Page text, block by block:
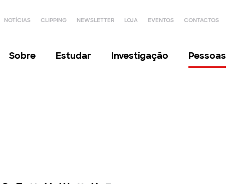
NOTÍCIAS CLIPPING NEWSLETTER LOJA EVENTOS CONTACTOS
Sobre Estudar Investigação Pessoas